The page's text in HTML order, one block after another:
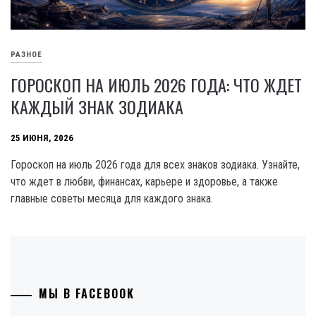
РАЗНОЕ
ГОРОСКОП НА ИЮЛЬ 2026 ГОДА: ЧТО ЖДЕТ
КАЖДЫЙ ЗНАК ЗОДИАКА
25 ИЮНЯ, 2026
Гороскоп на июль 2026 года для всех знаков зодиака. Узнайте,
что ждет в любви, финансах, карьере и здоровье, а также
главные советы месяца для каждого знака.
МЫ В FACEBOOK